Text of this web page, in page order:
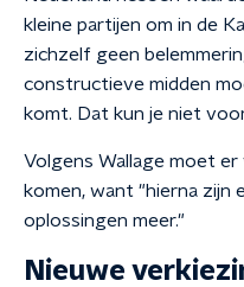
kleine partijen om in de
zichzelf geen
constructieve midden
komt. Dat kun je niet
Volgens Wallage moet
komen, want "hierna zijn
oplossingen meer."
Nieuwe